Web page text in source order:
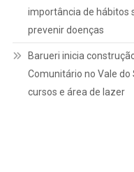
importância de hábitos
prevenir doenças
Barueri inicia
Comunitário no Vale do
cursos e área de lazer